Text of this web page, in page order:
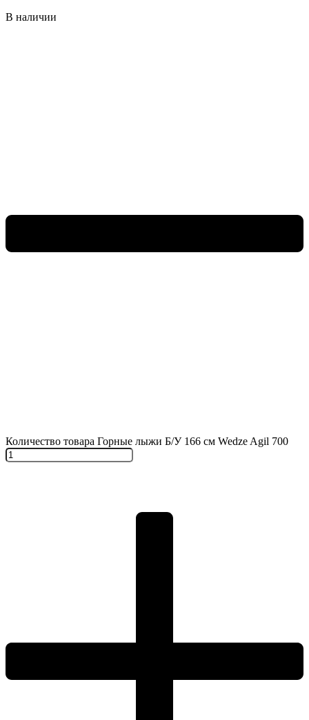
В наличии
Количество товара Горные лыжи Б/У 166 см Wedze Agil 700